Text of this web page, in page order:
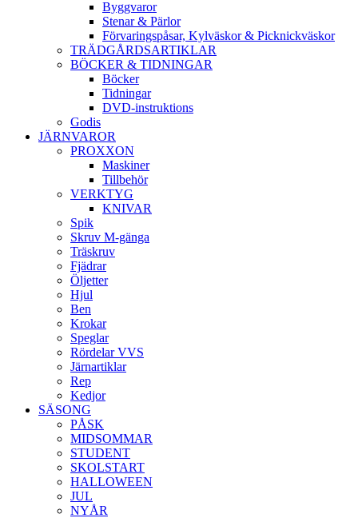
Byggvaror
Stenar & Pärlor
Förvaringspåsar, Kylväskor & Picknickväskor
TRÄDGÅRDSARTIKLAR
BÖCKER & TIDNINGAR
Böcker
Tidningar
DVD-instruktions
Godis
JÄRNVAROR
PROXXON
Maskiner
Tillbehör
VERKTYG
KNIVAR
Spik
Skruv M-gänga
Träskruv
Fjädrar
Öljetter
Hjul
Ben
Krokar
Speglar
Rördelar VVS
Järnartiklar
Rep
Kedjor
SÄSONG
PÅSK
MIDSOMMAR
STUDENT
SKOLSTART
HALLOWEEN
JUL
NYÅR